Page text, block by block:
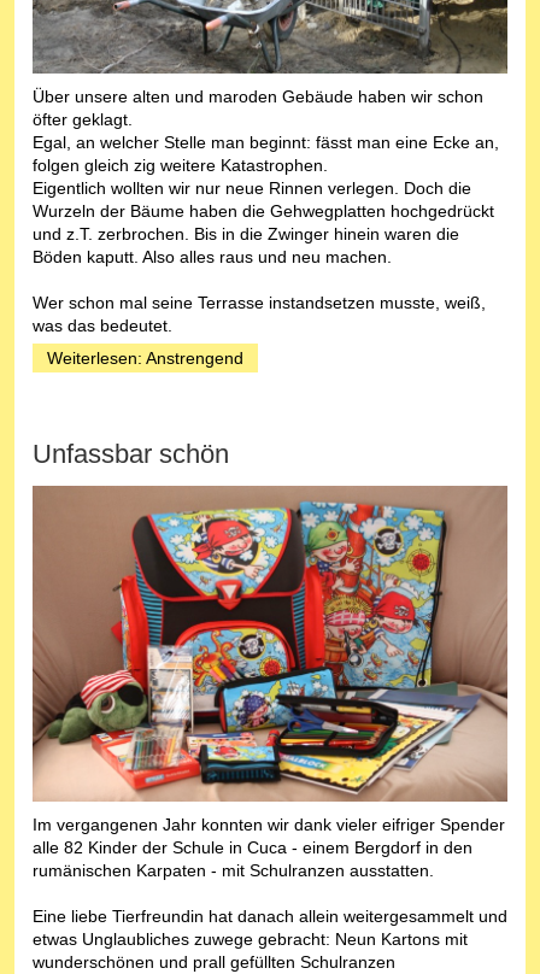
Über unsere alten und maroden Gebäude haben wir schon
öfter geklagt.
Egal, an welcher Stelle man beginnt: fässt man eine Ecke an,
folgen gleich zig weitere Katastrophen.
Eigentlich wollten wir nur neue Rinnen verlegen. Doch die
Wurzeln der Bäume haben die Gehwegplatten hochgedrückt
und z.T. zerbrochen. Bis in die Zwinger hinein waren die
Böden kaputt. Also alles raus und neu machen.
Wer schon mal seine Terrasse instandsetzen musste, weiß,
was das bedeutet.
Weiterlesen: Anstrengend
Unfassbar schön
Im vergangenen Jahr konnten wir dank vieler eifriger Spender
alle 82 Kinder der Schule in Cuca - einem Bergdorf in den
rumänischen Karpaten - mit Schulranzen ausstatten.
Eine liebe Tierfreundin hat danach allein weitergesammelt und
etwas Unglaubliches zuwege gebracht: Neun Kartons mit
wunderschönen und prall gefüllten Schulranzen